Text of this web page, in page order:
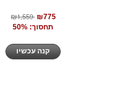
₪1,559 ₪775
תחסוך: 50%